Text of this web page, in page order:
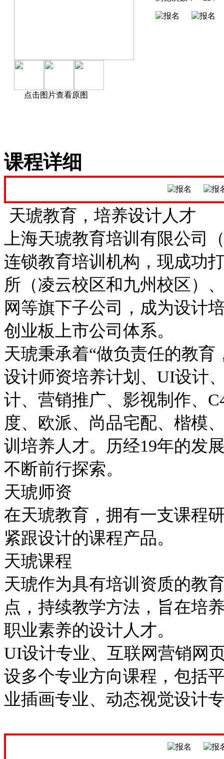
点击图片查看原图
课程详细
天琥教育，培养设计人才
上海天琥教育培训有限公司
连锁教育培训机构，现成功
所（凌云校区和九州校区）
网等旗下子公司，成为设计
创业板上市公司体系。
天琥秉承着“做负责任的教
设计师资培养计划、UI设计
计、营销推广、影视制作、
度、欧派、尚品宅配、楷模
训培养人才。历经19年的发
不断前行探索。
天琥师资
在天琥教育，拥有一支课程
紧跟设计的课程产品。
天琥课程
天琥作为具有培训资质的教
点，持续教学方法，旨在培
职业素养的设计人才。
UI设计专业、互联网营销网
设多个专业方向课程，包括
业插画专业、动态视觉设计